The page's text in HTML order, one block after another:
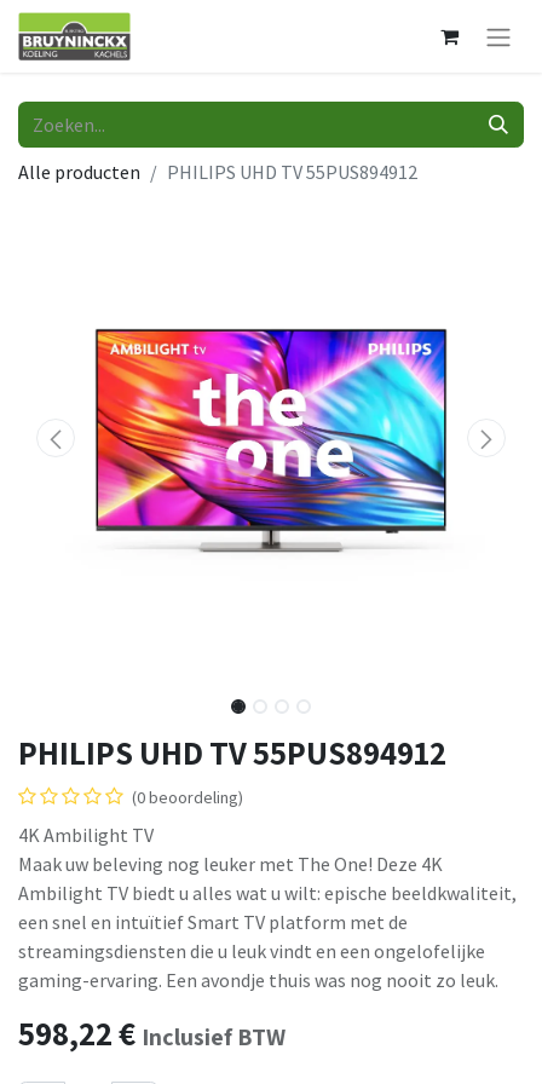
Alle producten PHILIPS UHD TV 55PUS894912
PHILIPS UHD TV 55PUS894912
(0 beoordeling)
4K Ambilight TV
Maak uw beleving nog leuker met The One! Deze 4K
Ambilight TV biedt u alles wat u wilt: epische beeldkwaliteit,
een snel en intuïtief Smart TV platform met de
streamingsdiensten die u leuk vindt en een ongelofelijke
gaming-ervaring. Een avondje thuis was nog nooit zo leuk.
598,22€ Inclusief BTW